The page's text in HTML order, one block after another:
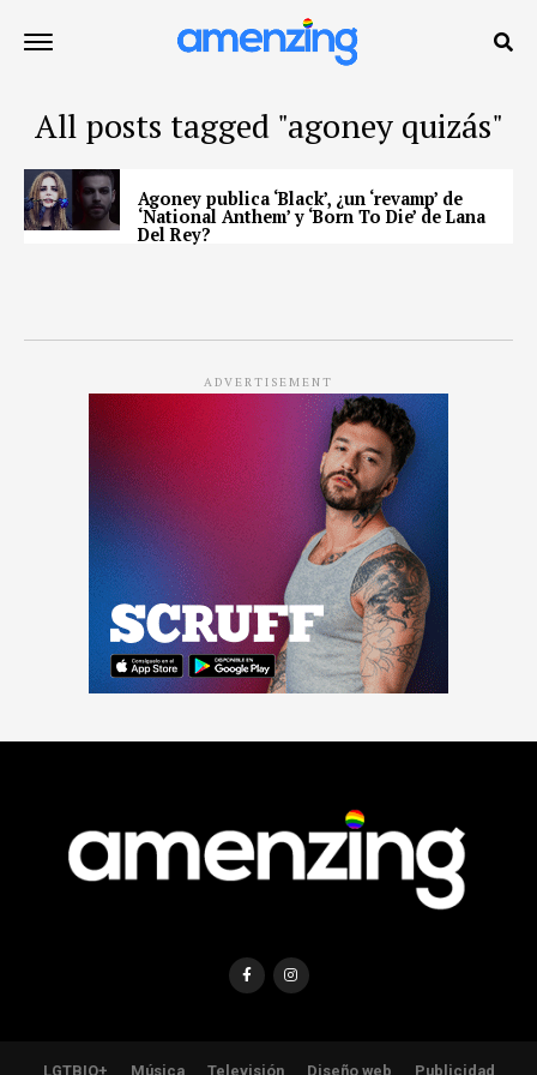
All posts tagged "agoney quizás"
Agoney publica ‘Black’, ¿un ‘revamp’ de
‘National Anthem’ y ‘Born To Die’ de Lana
Del Rey?
ADVERTISEMENT
LGTBIQ+ Música Televisión Diseño web Publicidad